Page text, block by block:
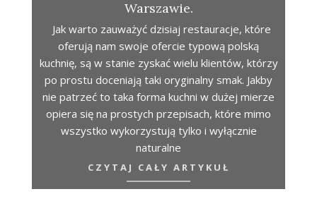
Warszawie.
Jak warto zauważyć dzisiaj restauracje, które
oferują nam swoje ofercie typową polską
kuchnię, są w stanie zyskać wielu klientów, którzy
po prostu doceniają taki oryginalny smak. Jakby
nie patrzeć to taka forma kuchni w dużej mierze
opiera się na prostych przepisach, które mimo
wszystko wykorzystują tylko i wyłącznie
naturalne
CZYTAJ CAŁY ARTYKUŁ